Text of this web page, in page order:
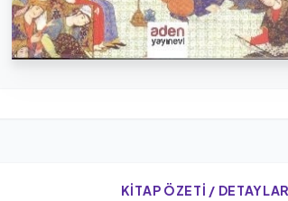
KITAP ÖZETI / DETAYLAR